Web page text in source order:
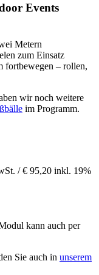
Events
Metern
zum Einsatz
fortbewegen – rollen,
wir noch weitere
im Programm.
/ € 95,20 inkl. 19%
kann auch per
Sie auch in unserem